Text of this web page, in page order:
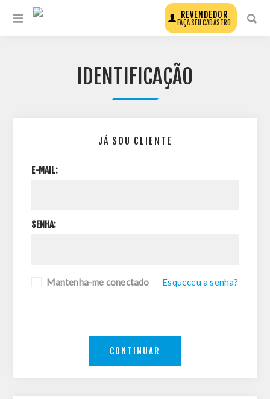
REVENDEDOR
FAÇA SEU CADASTRO
IDENTIFICAÇÃO
JÁ SOU CLIENTE
E-MAIL:
SENHA:
Mantenha-me conectado Esqueceu a senha?
CONTINUAR